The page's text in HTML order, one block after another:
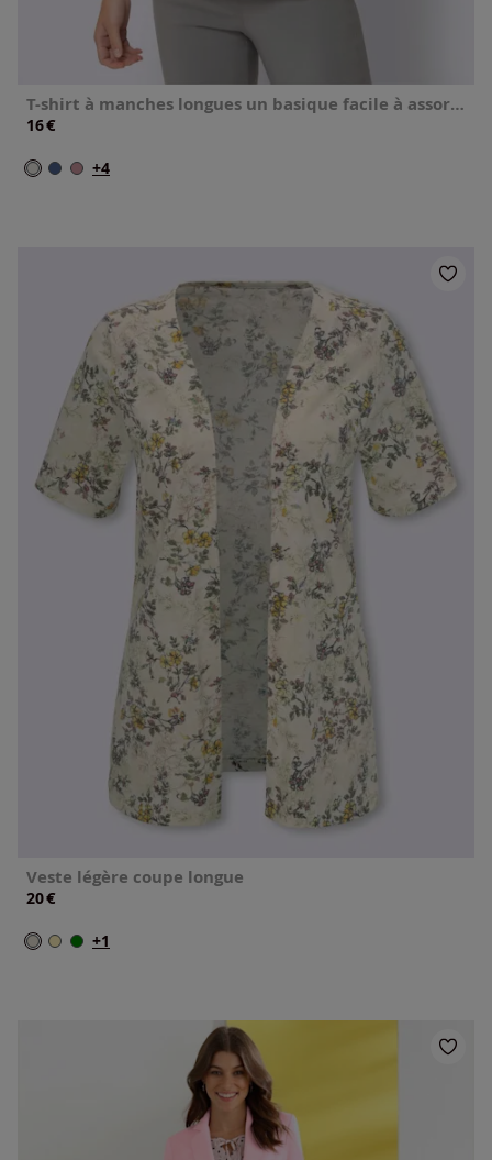
T-shirt à manches longues un basique facile à assortir
16€
+4
Veste légère coupe longue
20€
+1